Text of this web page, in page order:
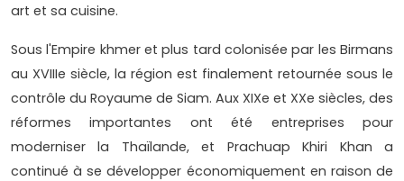
art et sa cuisine.
Sous l'Empire khmer et plus tard colonisée par les Birmans
au XVIIIe siècle, la région est finalement retournée sous le
contrôle du Royaume de Siam. Aux XIXe et XXe siècles, des
réformes importantes ont été entreprises pour
moderniser la Thaïlande, et Prachuap Khiri Khan a
continué à se développer économiquement en raison de